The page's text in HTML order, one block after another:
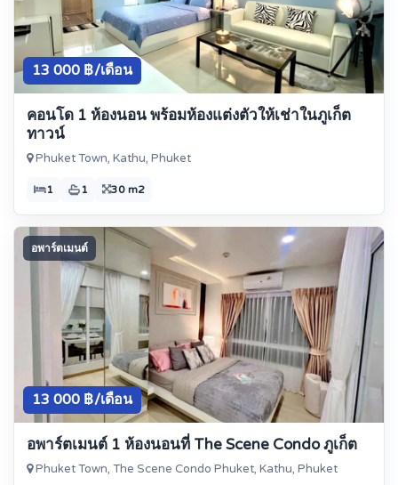
13 000 ฿/เดือน
คอนโด 1 ห้องนอน พร้อมห้องแต่งตัวให้เช่าในภูเก็ต
ทาวน์
Phuket Town, Kathu, Phuket
1 1 30 m2
อพาร์ตเมนต์
13 000 ฿/เดือน
อพาร์ตเมนต์ 1 ห้องนอนที่ The Scene Condo ภูเก็ต
Phuket Town, The Scene Condo Phuket, Kathu, Phuket